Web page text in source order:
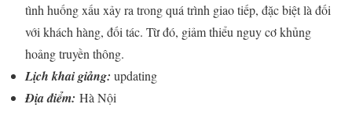
tình huống xấu xảy ra trong quá trình giao tiếp, đặc biệt là đối
với khách hàng, đối tác. Từ đó, giảm thiểu nguy cơ khủng
hoảng truyền thông.
Lịch khai giảng: updating
Địa điểm: Hà Nội